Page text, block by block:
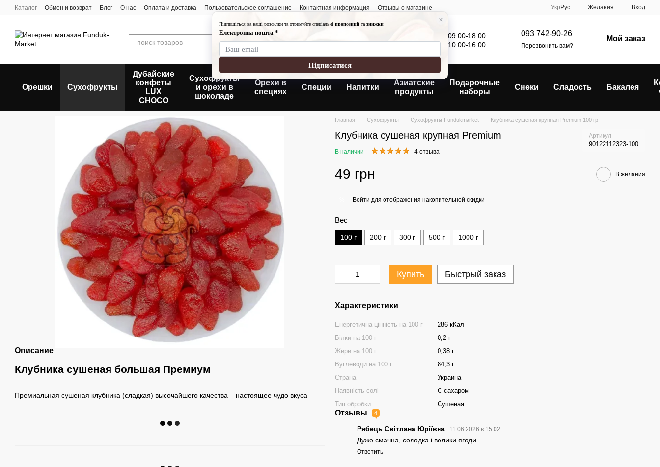
Перейти к основному контенту
Каталог Обмен и возврат Блог О нас Оплата и доставка Пользовательское соглашение Контактная информация Отзывы о магазине Укр Рус Желания Вход
График работы:
Понедельник-пятница: 09:00-18:00
Суббота- воскресенье: 10:00-16:00
093 742-90-26
Перезвонить вам?
Мой заказ
Орешки Сухофрукты
Дубайские
конфеты
LUX
CHOCO
Сухофрукты
и орехи в
шоколаде
Орехи в
специях
Специи Напитки
Азиатские
продукты
Подарочные
наборы
Снеки Сладость Бакалея
Описание
Клубника сушеная большая Премиум
Премиальная сушеная клубника (сладкая) высочайшего качества – настоящее чудо вкуса
Главная Сухофрукты Сухофрукты Fundukmarket Клубника сушеная крупная Premium 100 гр
Клубника сушеная крупная Premium Артикул
90122112323-100
В наличии 4 отзыва
49 грн В желания
Войти для отображения накопительной скидки
Вес
100 г 200 г 300 г 500 г 1000 г
Купить Быстрый заказ
Характеристики
Енергетична цінність на 100 г
286 кКал
Білки на 100 г
0,2 г
Жири на 100 г
0,38 г
Вуглеводи на 100 г
84,3 г
Страна
Украина
Наявність солі
С сахаром
Тип обробки
Сушеная
Отзывы 4
Рябець Світлана Юріївна 11.06.2026 в 15:02
Дуже смачна, солодка і велики ягоди.
Ответить